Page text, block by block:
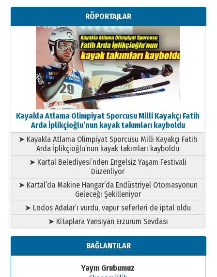
Metin Külünk: Aileyi Korumak
Geleceği Korumaktır
11 Mayıs 2026 Pazartesi
RÖPORTAJLAR
Kayakla Atlama Olimpiyat Sporcusu Milli Kayakçı Fatih
Arda İplikçioğlu’nun kayak takımları kayboldu
➤ Kayakla Atlama Olimpiyat Sporcusu Milli Kayakçı Fatih
Arda İplikçioğlu’nun kayak takımları kayboldu
➤ Kartal Belediyesi’nden Engelsiz Yaşam Festivali
Düzenliyor
➤ Kartal’da Makine Hangar’da Endüstriyel Otomasyonun
Geleceği Şekilleniyor
➤ Lodos Adalar’ı vurdu, vapur seferleri de iptal oldu
➤ Kitaplara Yansıyan Erzurum Sevdası
BAĞLANTILAR
Yayın Grubumuz